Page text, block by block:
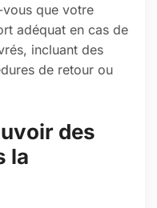
que votre
adéquat en cas de
incluant des
de retour ou
des
la